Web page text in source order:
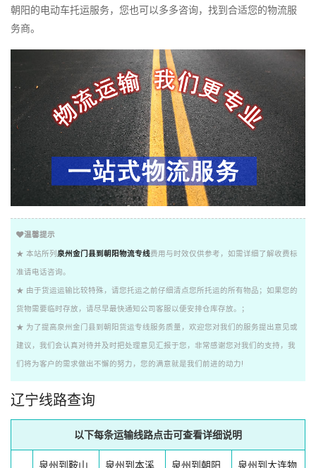
朝阳的电动车托运服务，您也可以多多咨询，找到合适您的物流服
务商。
温馨提示
★ 本站所列 泉州金门县到朝阳物流专线费用与时效仅供参考，如需详细了解收费标
准请电话咨询。
★ 由于货运运输比较特殊，请您托运之前仔细清点您所托运的所有物品；如果您的
货物需要临时存放，请尽早最快通知公司客服以便安排仓库存放。；
★ 为了提高泉州金门县到朝阳货运专线服务质量，欢迎您对我们的服务提出意见或
建议，我们会认真对待并及时把处理意见汇报于您，非常感谢您对我们的支持，我
们将为客户的需求做出不懈的努力，您的满意就是我们前进的动力!
辽宁线路查询
以下每条运输线路点击可查看详细说明
泉州到鞍山
泉州到本溪
泉州到朝阳
泉州到大连物